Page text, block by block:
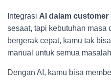
Integrasi AI dalam customer
sesaat, tapi kebutuhan masa
bergerak cepat, kamu tak
manual untuk semua
Dengan AI, kamu bisa